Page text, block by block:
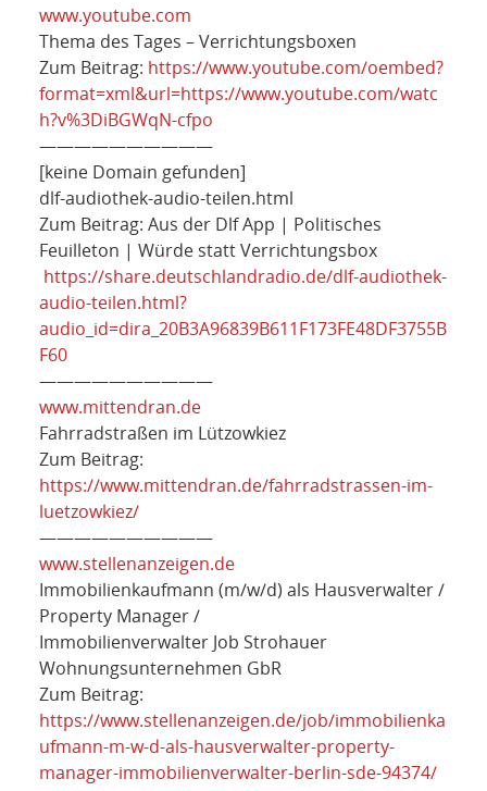
www.youtube.com
Thema des Tages – Verrichtungsboxen
Zum Beitrag: https://www.youtube.com/oembed?
format=xml&url=https://www.youtube.com/watc
h?v%3DiBGWqN-cfpo
——————————
[keine Domain gefunden]
dlf-audiothek-audio-teilen.html
Zum Beitrag: Aus der Dlf App | Politisches
Feuilleton | Würde statt Verrichtungsbox
https://share.deutschlandradio.de/dlf-audiothek-
audio-teilen.html?
audio_id=dira_20B3A96839B611F173FE48DF3755B
F60
——————————
www.mittendran.de
Fahrradstraßen im Lützowkiez
Zum Beitrag:
https://www.mittendran.de/fahrradstrassen-im-
luetzowkiez/
——————————
www.stellenanzeigen.de
Immobilienkaufmann (m/w/d) als Hausverwalter /
Property Manager /
Immobilienverwalter Job Strohauer
Wohnungsunternehmen GbR
Zum Beitrag:
https://www.stellenanzeigen.de/job/immobilienka
ufmann-m-w-d-als-hausverwalter-property-
manager-immobilienverwalter-berlin-sde-94374/